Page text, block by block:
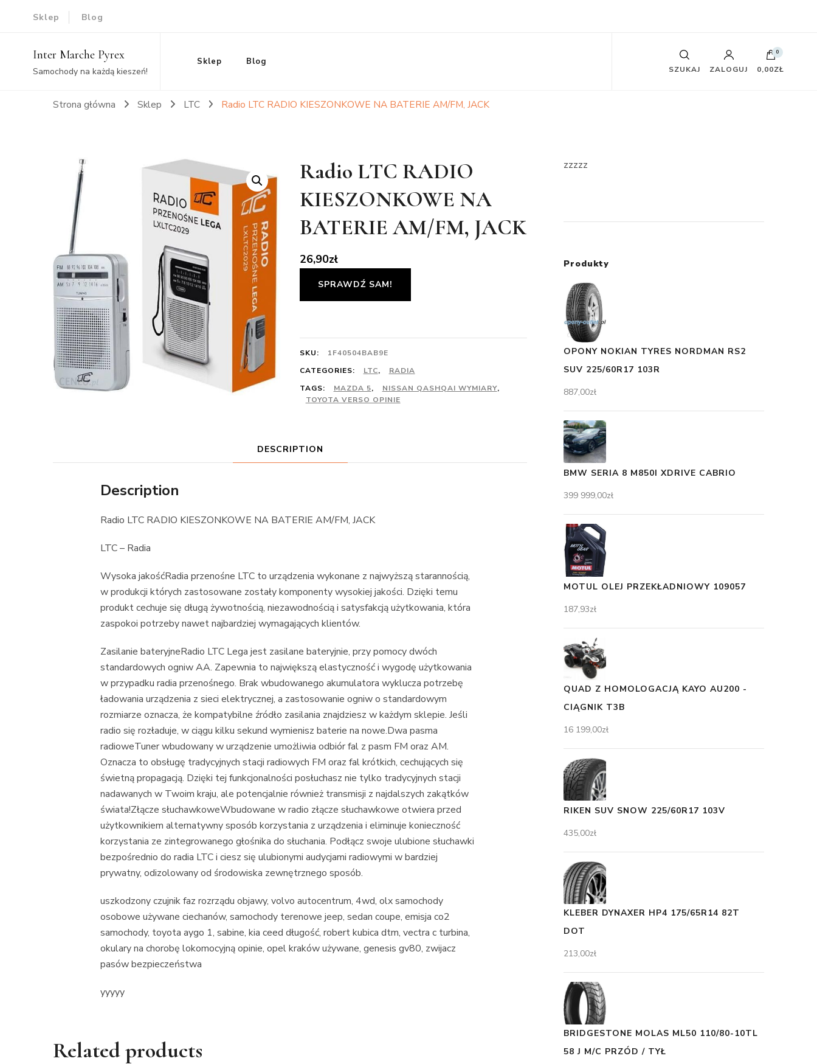
Sklep Blog
Inter Marche Pyrex
Samochody na każdą kieszeń!
Sklep Blog
SZUKAJ ZALOGUJ
0
0,00ZŁ
Strona główna Sklep LTC Radio LTC RADIO KIESZONKOWE NA BATERIE AM/FM, JACK
Radio LTC RADIO
KIESZONKOWE NA
BATERIE AM/FM, JACK
26,90zł
SPRAWDŹ SAM!
SKU:
1F40504BAB9E
CATEGORIES:
LTC,
RADIA
TAGS:
MAZDA 5, NISSAN QASHQAI WYMIARY,
TOYOTA VERSO OPINIE
DESCRIPTION
Description
Radio LTC RADIO KIESZONKOWE NA BATERIE AM/FM, JACK
LTC – Radia
Wysoka jakośćRadia przenośne LTC to urządzenia wykonane z najwyższą starannością,
w produkcji których zastosowane zostały komponenty wysokiej jakości. Dzięki temu
produkt cechuje się długą żywotnością, niezawodnością i satysfakcją użytkowania, która
zaspokoi potrzeby nawet najbardziej wymagających klientów.
Zasilanie bateryjneRadio LTC Lega jest zasilane bateryjnie, przy pomocy dwóch
standardowych ogniw AA. Zapewnia to największą elastyczność i wygodę użytkowania
w przypadku radia przenośnego. Brak wbudowanego akumulatora wyklucza potrzebę
ładowania urządzenia z sieci elektrycznej, a zastosowanie ogniw o standardowym
rozmiarze oznacza, że kompatybilne źródło zasilania znajdziesz w każdym sklepie. Jeśli
radio się rozładuje, w ciągu kilku sekund wymienisz baterie na nowe.Dwa pasma
radioweTuner wbudowany w urządzenie umożliwia odbiór fal z pasm FM oraz AM.
Oznacza to obsługę tradycyjnych stacji radiowych FM oraz fal krótkich, cechujących się
świetną propagacją. Dzięki tej funkcjonalności posłuchasz nie tylko tradycyjnych stacji
nadawanych w Twoim kraju, ale potencjalnie również transmisji z najdalszych zakątków
świata!Złącze słuchawkoweWbudowane w radio złącze słuchawkowe otwiera przed
użytkownikiem alternatywny sposób korzystania z urządzenia i eliminuje konieczność
korzystania ze zintegrowanego głośnika do słuchania. Podłącz swoje ulubione słuchawki
bezpośrednio do radia LTC i ciesz się ulubionymi audycjami radiowymi w bardziej
prywatny, odizolowany od środowiska zewnętrznego sposób.
uszkodzony czujnik faz rozrządu objawy, volvo autocentrum, 4wd, olx samochody
osobowe używane ciechanów, samochody terenowe jeep, sedan coupe, emisja co2
samochody, toyota aygo 1, sabine, kia ceed długość, robert kubica dtm, vectra c turbina,
okulary na chorobę lokomocyjną opinie, opel kraków używane, genesis gv80, zwijacz
pasów bezpieczeństwa
yyyyy
Related products
zzzzz
Produkty
OPONY NOKIAN TYRES NORDMAN RS2
SUV 225/60R17 103R
887,00zł
BMW SERIA 8 M850I XDRIVE CABRIO
399 999,00zł
MOTUL OLEJ PRZEKŁADNIOWY 109057
187,93zł
QUAD Z HOMOLOGACJĄ KAYO AU200 -
CIĄGNIK T3B
16 199,00zł
RIKEN SUV SNOW 225/60R17 103V
435,00zł
KLEBER DYNAXER HP4 175/65R14 82T
DOT
213,00zł
BRIDGESTONE MOLAS ML50 110/80-10TL
58 J M/C PRZÓD / TYŁ